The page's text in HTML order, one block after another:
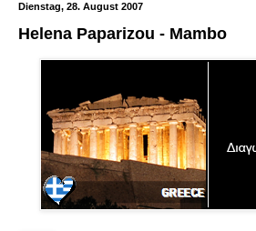
Dienstag, 28. August 2007
Helena Paparizou - Mambo